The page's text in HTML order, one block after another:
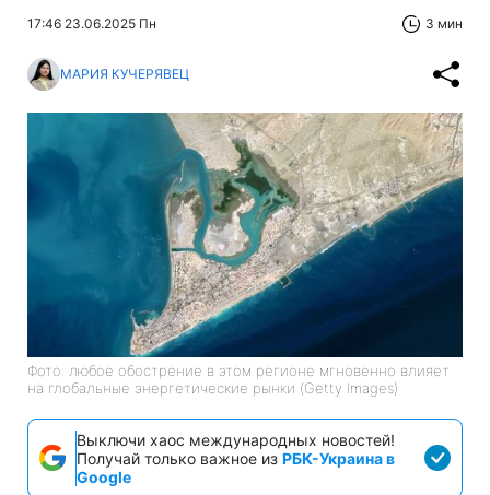
17:46 23.06.2025 Пн 3 мин
МАРИЯ КУЧЕРЯВЕЦ
Фото: любое обострение в этом регионе мгновенно влияет
на глобальные энергетические рынки (Getty Images)
Выключи хаос международных новостей!
Получай только важное из РБК-Украина в
Google